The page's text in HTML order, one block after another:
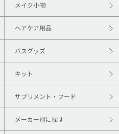
メイク小物
ヘアケア用品
バスグッズ
キット
サプリメント・フード
メーカー別に探す